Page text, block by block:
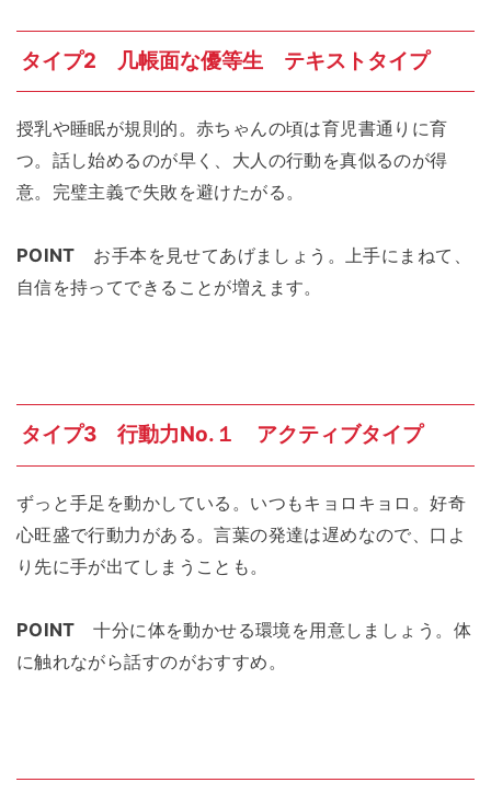
タイプ2 几帳面な優等生 テキストタイプ
授乳や睡眠が規則的。赤ちゃんの頃は育児書通りに育
つ。話し始めるのが早く、大人の行動を真似るのが得
意。完璧主義で失敗を避けたがる。
POINT お手本を見せてあげましょう。上手にまねて、
自信を持ってできることが増えます。
タイプ3 行動力No.１ アクティブタイプ
ずっと手足を動かしている。いつもキョロキョロ。好奇
心旺盛で行動力がある。言葉の発達は遅めなので、口よ
り先に手が出てしまうことも。
POINT 十分に体を動かせる環境を用意しましょう。体
に触れながら話すのがおすすめ。